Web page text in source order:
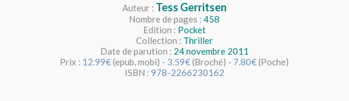
Auteur : Tess Gerritsen
Nombre de pages : 458
Edition : Pocket
Collection : Thriller
Date de parution : 24 novembre 2011
Prix : 12.99€(epub, mobi) - 3.59€(Broché) - 7.80€(Poche)
ISBN : 978-2266230162